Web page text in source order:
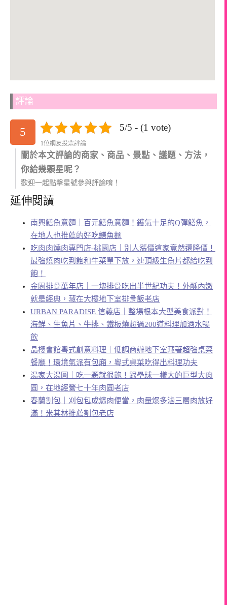
評論
5 5/5 - (1 vote)
1位網友投票評論
關於本文評論的商家、商品、景點、議題、方法，
你給幾顆星呢？
歡迎一起點擊星號參與評論唷！
延伸閱讀
南興鱔魚意麵｜百元鱔魚意麵！鑊氣十足的Q彈鱔魚，
在地人也推薦的好吃鱔魚麵
吃肉肉燒肉専門店-桃園店｜別人漲價這家竟然還降價！
最強燒肉吃到飽和牛菜單下放，連頂級生魚片都給吃到
飽！
金園排骨萬年店｜一塊排骨吃出半世紀功夫！外酥內嫩
就是經典，藏在大樓地下室排骨飯老店
URBAN PARADISE 信義店｜整場根本大型美食派對！
海鮮、生魚片、牛排、鐵板燒超過200道料理加酒水暢
飲
晶櫻會館粵式創意料理｜低調商辦地下室藏著超強桌菜
餐廳！環境氣派有包廂，粵式桌菜吃得出料理功夫
湯家大湯圓｜吃一顆就很飽！跟壘球一樣大的巨型大肉
圓，在地經營七十年肉圓老店
春蘭割包｜刈包包成爌肉便當，肉量爆多滷三層肉放好
滿！米其林推薦割包老店